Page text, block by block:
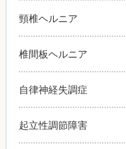
頸椎ヘルニア
椎間板ヘルニア
自律神経失調症
起立性調節障害